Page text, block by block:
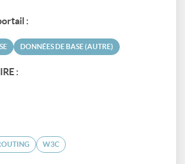
:
DONNÉES DE BASE (AUTRE)
:
W3C